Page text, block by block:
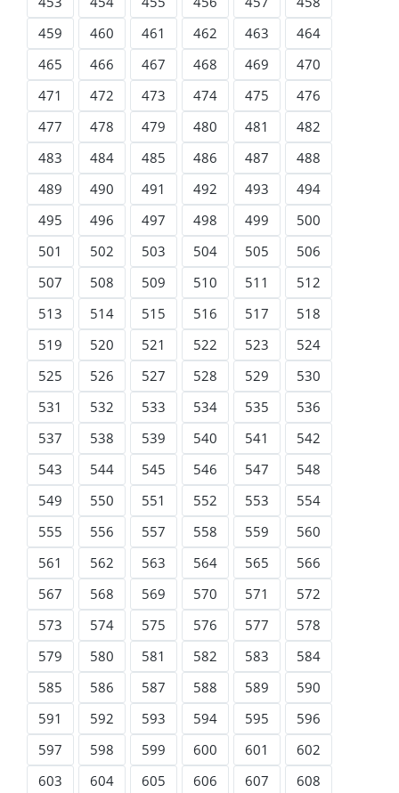
459
460 461 462 463
464
465
466 467 468 469
470
471
472 473 474 475
476
477
478 479 480 481
482
483
484 485 486 487
488
489
490 491 492 493
494
495
496 497 498 499
500
501
502 503 504 505
506
507
508 509 510 511
512
513
514 515 516 517
518
519
520 521 522 523
524
525
526 527 528 529
530
531
532 533 534 535
536
537
538 539 540 541
542
543
544 545 546 547
548
549
550 551 552 553
554
555
556 557 558 559
560
561
562 563 564 565
566
567
568 569 570 571
572
573
574 575 576 577
578
579
580 581 582 583
584
585
586 587 588 589
590
591
592 593 594 595
596
597
598 599 600 601
602
603
604 605 606 607
608